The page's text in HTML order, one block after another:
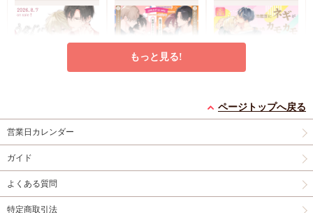
有償特典・『うなじに
恋の痕』12P小冊子
1,295
永乃あづみ
カートに入れる
ず【有償】+柴崎さん
償】』【8/17締切！予
選)】
2冊セット購入特典・
子＆ミニクリアカード
くらげと恋知らず』お
償特典・『柴崎さんの
カモカモ【有償特典・
小冊子】【予約キャン
ら受付開始】
有償特典・『冷蔵庫に
モ』12P小冊子 店舗共
もっと見る!
ページトップへ戻る
営業日カレンダー
ガイド
よくある質問
特定商取引法